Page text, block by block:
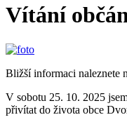
Vítání
Bližší informaci naleznete
V sobotu 25. 10. 2025
přivítat do života obce